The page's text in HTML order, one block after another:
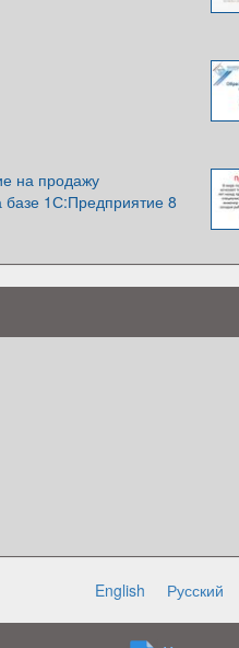
на продажу
базе 1С:Предприятие 8
English Русский